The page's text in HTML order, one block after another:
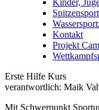
Kontakt
Projekt
Erste Hilfe Kurs
verantwortlich: Maik
Mit Schwerpunkt